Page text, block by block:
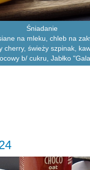
Śniadanie
na mleku, chleb na
cherry, świeży szpinak,
b/ cukru, Jabłko